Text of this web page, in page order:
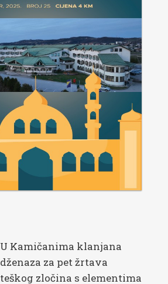
U Kamičanima klanjana
dženaza za pet žrtava
teškog zločina s elementima